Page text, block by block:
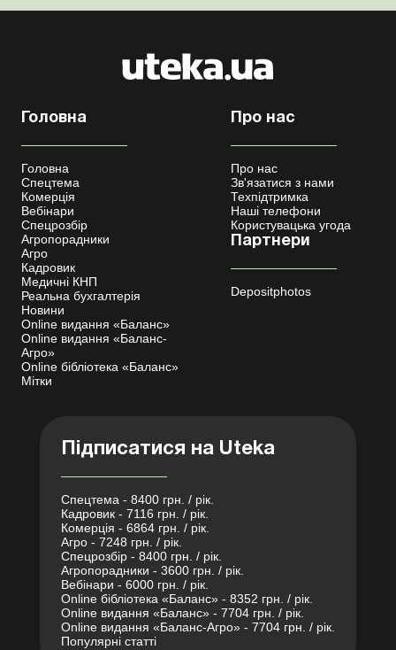
Головна
Головна
Спецтема
Комерція
Вебінари
Спецрозбір
Агропорадники
Агро
Кадровик
Медичні КНП
Реальна бухгалтерія
Новини
Online видання «Баланс»
Online видання «Баланс-
Агро»
Online бібліотека «Баланс»
Мітки
Про нас
Про нас
Зв'язатися з нами
Техпідтримка
Наші телефони
Користувацька угода
Партнери
Depositphotos
Підписатися на Uteka
Спецтема - 8400 грн. / рік.
Кадровик - 7116 грн. / рік.
Комерція - 6864 грн. / рік.
Агро - 7248 грн. / рік.
Спецрозбір - 8400 грн. / рік.
Агропорадники - 3600 грн. / рік.
Вебінари - 6000 грн. / рік.
Online бібліотека «Баланс» - 8352 грн. / рік.
Online видання «Баланс» - 7704 грн. / рік.
Online видання «Баланс-Агро» - 7704 грн. / рік.
Популярні статті